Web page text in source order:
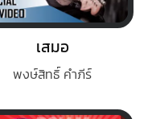
เสมอ
พงษ์สิทธิ์ คำภีร์